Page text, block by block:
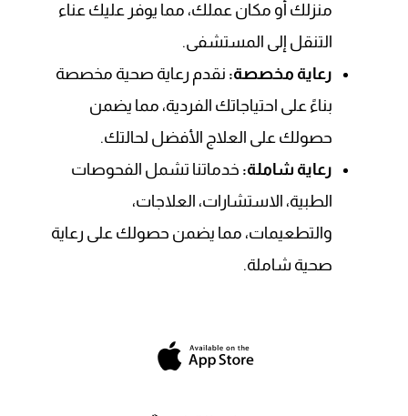
منزلك أو مكان عملك، مما يوفر عليك عناء
التنقل إلى المستشفى.
رعاية مخصصة: نقدم رعاية صحية مخصصة
بناءً على احتياجاتك الفردية، مما يضمن
حصولك على العلاج الأفضل لحالتك.
رعاية شاملة: خدماتنا تشمل الفحوصات
الطبية، الاستشارات، العلاجات،
والتطعيمات، مما يضمن حصولك على رعاية
صحية شاملة.